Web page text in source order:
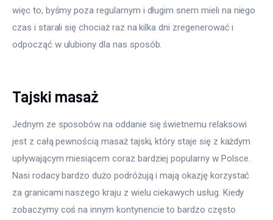
więc to, byśmy poza regularnym i długim snem mieli na niego
czas i starali się chociaż raz na kilka dni zregenerować i
odpocząć w ulubiony dla nas sposób.
Tajski masaż
Jednym ze sposobów na oddanie się świetnemu relaksowi
jest z całą pewnością masaż tajski, który staje się z każdym
upływającym miesiącem coraz bardziej popularny w Polsce.
Nasi rodacy bardzo dużo podróżują i mają okazję korzystać
za granicami naszego kraju z wielu ciekawych usług. Kiedy
zobaczymy coś na innym kontynencie to bardzo często